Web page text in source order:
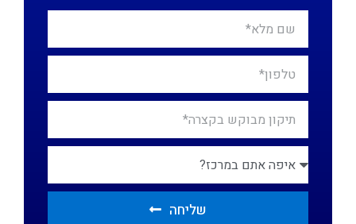
שליחה